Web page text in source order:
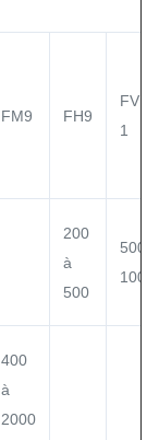
FM9 FH9
1
200
à
500
500 à
1000
400
à
2000